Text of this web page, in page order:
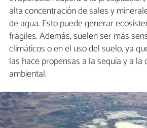
alta concentración de sales y
de agua. Esto puede generar
frágiles. Además, suelen ser más
climáticos o en el uso del suelo, ya
las hace propensas a la sequía y a la
ambiental.